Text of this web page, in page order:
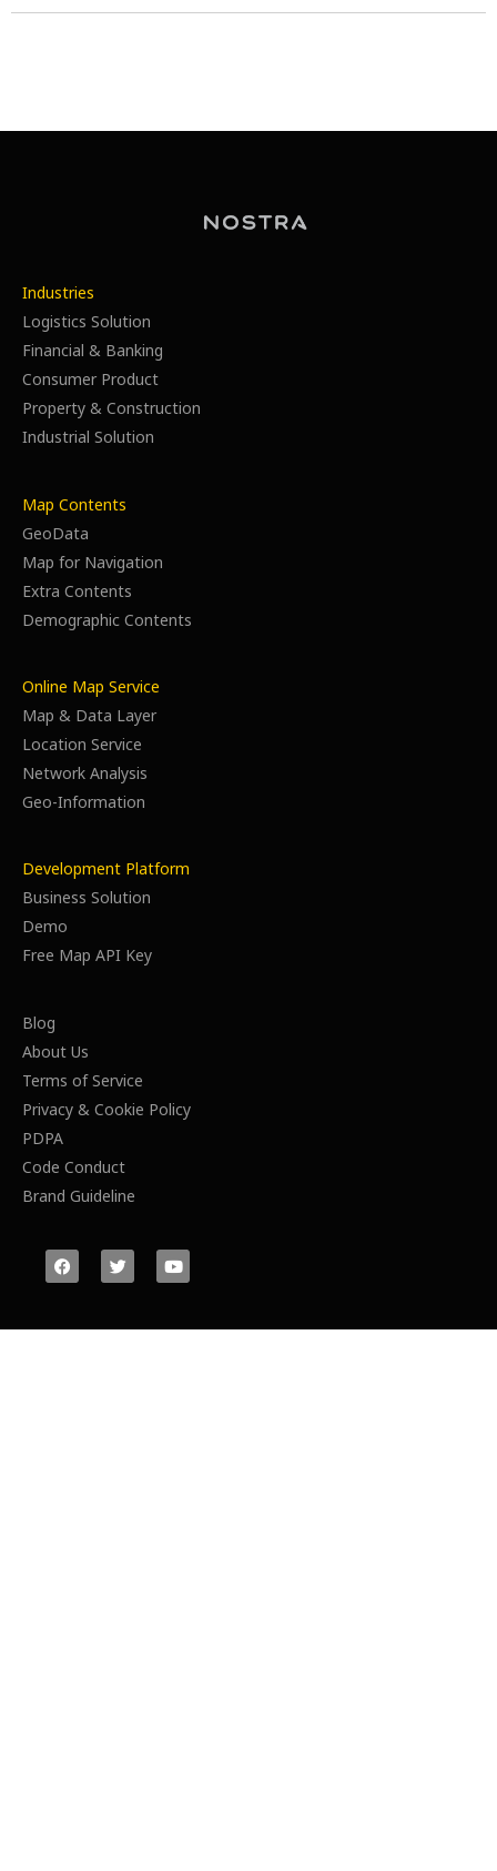
Industries
Logistics Solution
Financial & Banking
Consumer Product
Property & Construction
Industrial Solution
Map Contents
GeoData
Map for Navigation
Extra Contents
Demographic Contents
Online Map Service
Map & Data Layer
Location Service
Network Analysis
Geo-Information
Development Platform
Business Solution
Demo
Free Map API Key
Blog
About Us
Terms of Service
Privacy & Cookie Policy
PDPA
Code Conduct
Brand Guideline